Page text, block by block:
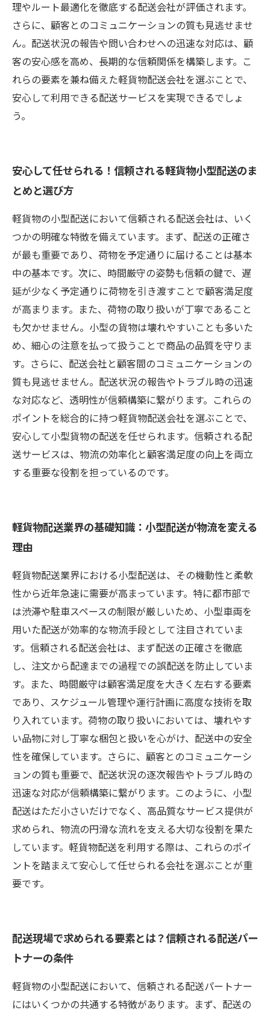
理やルート最適化を徹底する配送会社が評価されます。
さらに、顧客とのコミュニケーションの質も見逃せませ
ん。配送状況の報告や問い合わせへの迅速な対応は、顧
客の安心感を高め、長期的な信頼関係を構築します。こ
れらの要素を兼ね備えた軽貨物配送会社を選ぶことで、
安心して利用できる配送サービスを実現できるでしょ
う。
安心して任せられる！信頼される軽貨物小型配送のま
とめと選び方
軽貨物の小型配送において信頼される配送会社は、いく
つかの明確な特徴を備えています。まず、配送の正確さ
が最も重要であり、荷物を予定通りに届けることは基本
中の基本です。次に、時間厳守の姿勢も信頼の鍵で、遅
延が少なく予定通りに荷物を引き渡すことで顧客満足度
が高まります。また、荷物の取り扱いが丁寧であること
も欠かせません。小型の貨物は壊れやすいことも多いた
め、細心の注意を払って扱うことで商品の品質を守りま
す。さらに、配送会社と顧客間のコミュニケーションの
質も見逃せません。配送状況の報告やトラブル時の迅速
な対応など、透明性が信頼構築に繋がります。これらの
ポイントを総合的に持つ軽貨物配送会社を選ぶことで、
安心して小型貨物の配送を任せられます。信頼される配
送サービスは、物流の効率化と顧客満足度の向上を両立
する重要な役割を担っているのです。
軽貨物配送業界の基礎知識：小型配送が物流を変える
理由
軽貨物配送業界における小型配送は、その機動性と柔軟
性から近年急速に需要が高まっています。特に都市部で
は渋滞や駐車スペースの制限が厳しいため、小型車両を
用いた配送が効率的な物流手段として注目されていま
す。信頼される配送会社は、まず配送の正確さを徹底
し、注文から配達までの過程での誤配送を防止していま
す。また、時間厳守は顧客満足度を大きく左右する要素
であり、スケジュール管理や運行計画に高度な技術を取
り入れています。荷物の取り扱いにおいては、壊れやす
い品物に対し丁寧な梱包と扱いを心がけ、配送中の安全
性を確保しています。さらに、顧客とのコミュニケーシ
ョンの質も重要で、配送状況の逐次報告やトラブル時の
迅速な対応が信頼構築に繋がります。このように、小型
配送はただ小さいだけでなく、高品質なサービス提供が
求められ、物流の円滑な流れを支える大切な役割を果た
しています。軽貨物配送を利用する際は、これらのポイ
ントを踏まえて安心して任せられる会社を選ぶことが重
要です。
配送現場で求められる要素とは？信頼される配送パー
トナーの条件
軽貨物の小型配送において、信頼される配送パートナー
にはいくつかの共通する特徴があります。まず、配送の